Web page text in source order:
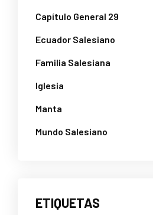
Capítulo General 29
Ecuador Salesiano
Familia Salesiana
Iglesia
Manta
Mundo Salesiano
ETIQUETAS